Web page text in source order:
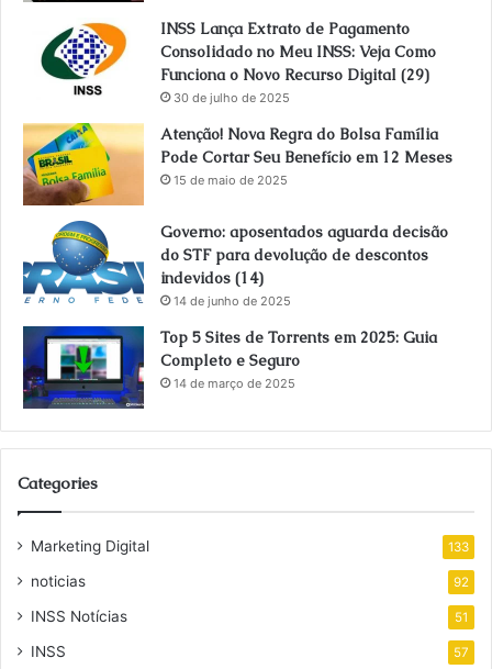
INSS Lança Extrato de Pagamento
Consolidado no Meu INSS: Veja Como
Funciona o Novo Recurso Digital (29)
30 de julho de 2025
Atenção! Nova Regra do Bolsa Família
Pode Cortar Seu Benefício em 12 Meses
15 de maio de 2025
Governo: aposentados aguarda decisão
do STF para devolução de descontos
indevidos (14)
14 de junho de 2025
Top 5 Sites de Torrents em 2025: Guia
Completo e Seguro
14 de março de 2025
Categories
Marketing Digital 133
noticias 92
INSS Notícias 51
INSS 57